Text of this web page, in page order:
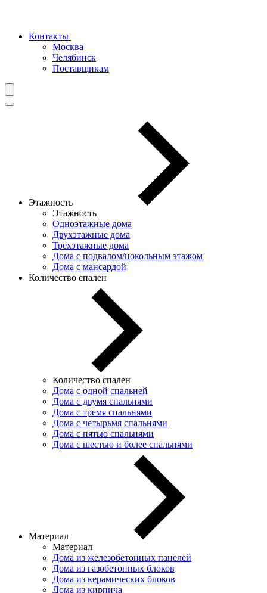
Контакты
Москва
Челябинск
Поставщикам
Этажность
Этажность
Одноэтажные дома
Двухэтажные дома
Трехэтажные дома
Дома с подвалом/цокольным этажом
Дома с мансардой
Количество спален
Количество спален
Дома с одной спальней
Дома с двумя спальнями
Дома с тремя спальнями
Дома с четырьмя спальнями
Дома с пятью спальнями
Дома с шестью и более спальнями
Материал
Материал
Дома из железобетонных панелей
Дома из газобетонных блоков
Дома из керамических блоков
Дома из кирпича